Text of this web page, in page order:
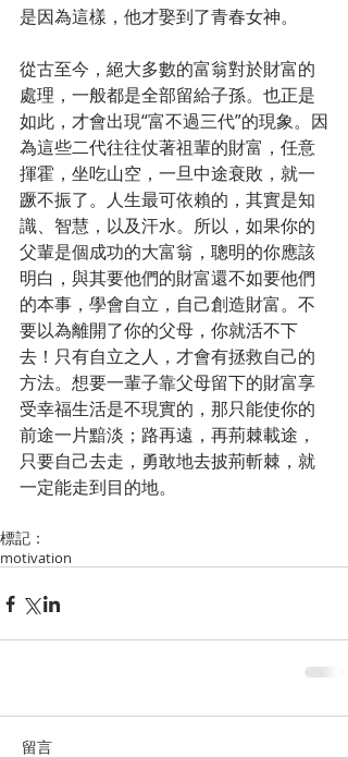
是因為這樣，他才娶到了青春女神。
從古至今，絕大多數的富翁對於財富的
處理，一般都是全部留給子孫。也正是
如此，才會出現“富不過三代”的現象。因
為這些二代往往仗著祖輩的財富，任意
揮霍，坐吃山空，一旦中途衰敗，就一
蹶不振了。人生最可依賴的，其實是知
識、智慧，以及汗水。所以，如果你的
父輩是個成功的大富翁，聰明的你應該
明白，與其要他們的財富還不如要他們
的本事，學會自立，自己創造財富。不
要以為離開了你的父母，你就活不下
去！只有自立之人，才會有拯救自己的
方法。想要一輩子靠父母留下的財富享
受幸福生活是不現實的，那只能使你的
前途一片黯淡；路再遠，再荊棘載途，
只要自己去走，勇敢地去披荊斬棘，就
一定能走到目的地。
標記：
motivation
留言